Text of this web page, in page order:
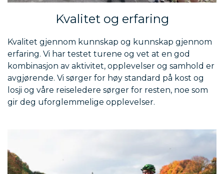
Kvalitet og erfaring
Kvalitet gjennom kunnskap og kunnskap gjennom
erfaring. Vi har testet turene og vet at en god
kombinasjon av aktivitet, opplevelser og samhold er
avgjørende. Vi sørger for høy standard på kost og
losji og våre reiseledere sørger for resten, noe som
gir deg uforglemmelige opplevelser.